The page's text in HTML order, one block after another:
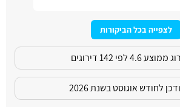
לצפייה בכל הביקורות
4.6 לפי 142 דירוגים
לחודש אוגוסט בשנת 2026